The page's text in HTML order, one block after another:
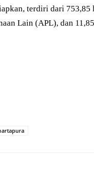
terdiri dari 753,85
Lain (APL), dan